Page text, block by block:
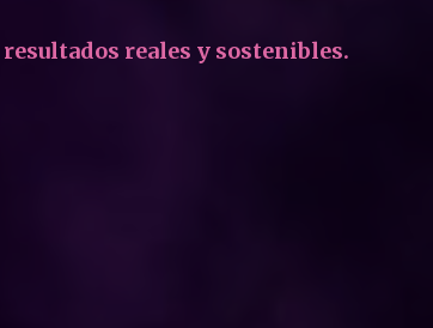
resultados reales y sostenibles.